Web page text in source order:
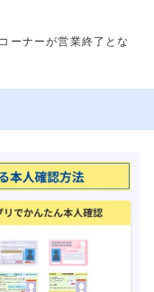
ーナーが営業終了とな